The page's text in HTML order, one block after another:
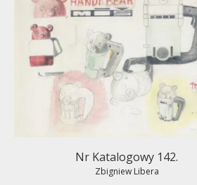
Nr Katalogowy 142.
Zbigniew Libera